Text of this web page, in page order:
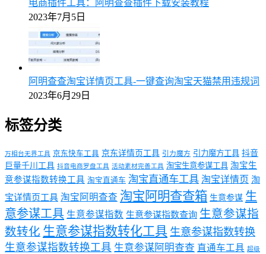
电商插件工具：阿明查查插件下载安装教程
2023年7月5日
阿明查查淘宝详情页工具-一键查询淘宝天猫禁用违规词
2023年6月29日
标签分类
万相台无界工具 京东快车工具 京东详情页工具 引力魔方 引力魔方工具 抖音
巨量千川工具 抖音电商罗盘工具 活动素材完善工具 淘宝生意参谋工具 淘宝生
意参谋指数转换工具 淘宝直通车 淘宝直通车工具 淘宝详情页 淘
宝详情页工具 淘宝阿明查查 淘宝阿明查查箱 生意参谋 生
意参谋工具 生意参谋指数 生意参谋指数查询 生意参谋指
数转化 生意参谋指数转化工具 生意参谋指数转换
生意参谋指数转换工具 生意参谋阿明查查 直通车工具 超级